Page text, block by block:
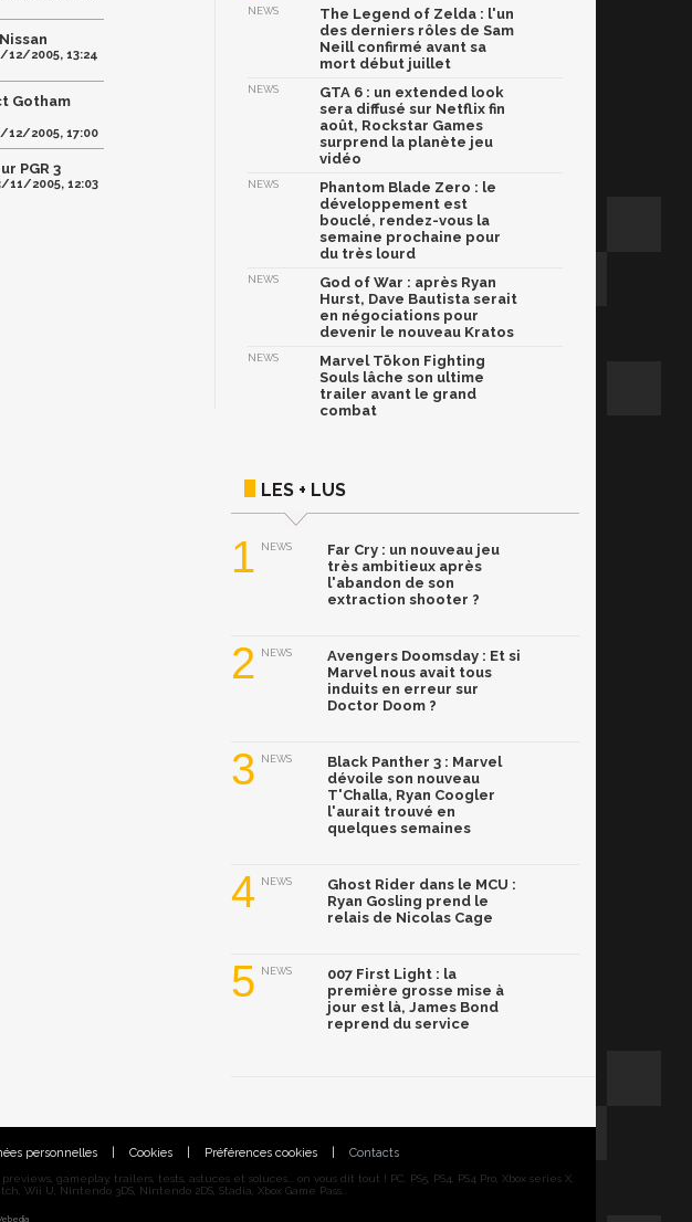
12/2005, 13:24
Gotham
12/2005, 17:00
PGR 3
11/2005, 12:03
NEWS
The Legend of Zelda : l'un
des derniers rôles de Sam
Neill confirmé avant sa
mort début juillet
NEWS
GTA 6 : un extended look
sera diffusé sur Netflix fin
août, Rockstar Games
surprend la planète jeu
vidéo
NEWS
Phantom Blade Zero : le
développement est
bouclé, rendez-vous la
semaine prochaine pour
du très lourd
NEWS
God of War : après Ryan
Hurst, Dave Bautista serait
en négociations pour
devenir le nouveau Kratos
NEWS
Marvel Tōkon Fighting
Souls lâche son ultime
trailer avant le grand
combat
LES + LUS
1 NEWS
Far Cry : un nouveau jeu
très ambitieux après
l'abandon de son
extraction shooter ?
2 NEWS
Avengers Doomsday : Et si
Marvel nous avait tous
induits en erreur sur
Doctor Doom ?
3 NEWS
Black Panther 3 : Marvel
dévoile son nouveau
T'Challa, Ryan Coogler
l'aurait trouvé en
quelques semaines
4 NEWS
Ghost Rider dans le MCU :
Ryan Gosling prend le
relais de Nicolas Cage
5 NEWS
007 First Light : la
première grosse mise à
jour est là, James Bond
reprend du service
personnelles Cookies Préférences cookies Contacts
gameplay, trailers, tests, astuces et soluces... on vous dit tout ! PC, PS5, PS4, PS4 Pro, Xbox series X,
Wii U, Nintendo 3DS, Nintendo 2DS, Stadia, Xbox Game Pass...